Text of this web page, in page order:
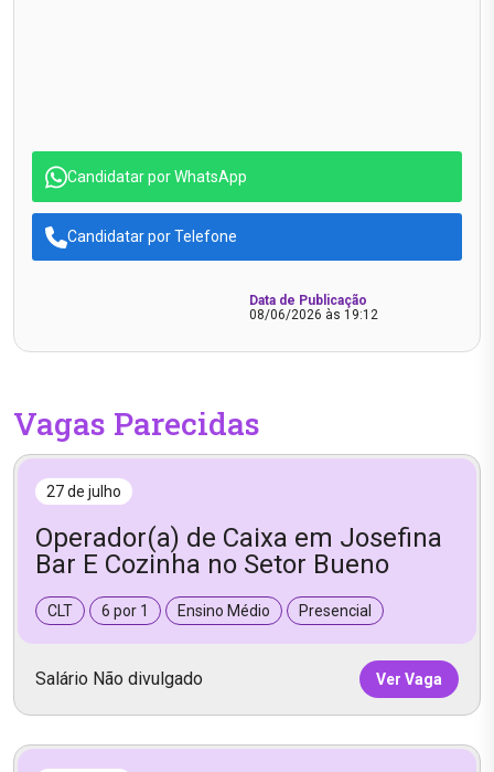
Candidatar por WhatsApp
Candidatar por Telefone
Data de Publicação
08/06/2026 às 19:12
Vagas Parecidas
27 de julho
Operador(a) de Caixa em Josefina
Bar E Cozinha no Setor Bueno
CLT 6 por 1 Ensino Médio Presencial
Salário Não divulgado Ver Vaga